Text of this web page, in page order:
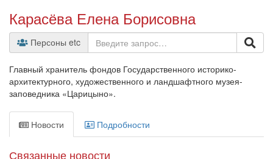
Карасёва Елена Борисовна
Персоны etc
Главный хранитель фондов Государственного историко-
архитектурного, художественного и ландшафтного музея-
заповедника «Царицыно».
Новости Подробности
Связанные новости